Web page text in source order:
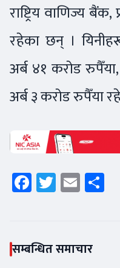
राष्ट्रिय वाणिज्य
रहेका छन् ।
अर्ब ४१ करोड
अर्ब ३ करोड रुपैँया
Facebook
Twitter
Email
सम्बन्धित समाचार